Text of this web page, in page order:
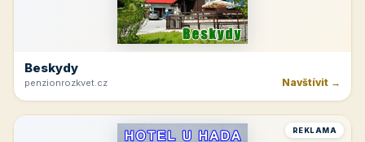
Beskydy
penzionrozkvet.cz Navštívit →
REKLAMA